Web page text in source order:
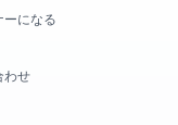
ーになる
わせ